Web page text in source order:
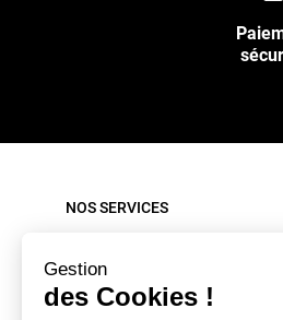
Gestion
des Cookies !
NOS SERVICES
Nos livraisons
Retour sous 30 jours